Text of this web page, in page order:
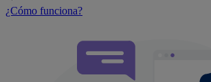
¿Cómo funciona?